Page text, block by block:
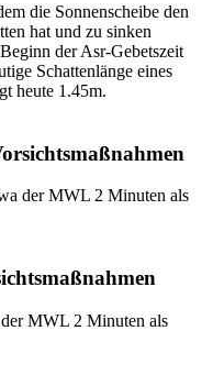
die Sonnenscheibe den
hat und zu sinken
der Asr-Gebetszeit
Schattenlänge eines
heute 1.45m.
der MWL 2 Minuten als
MWL 2 Minuten als